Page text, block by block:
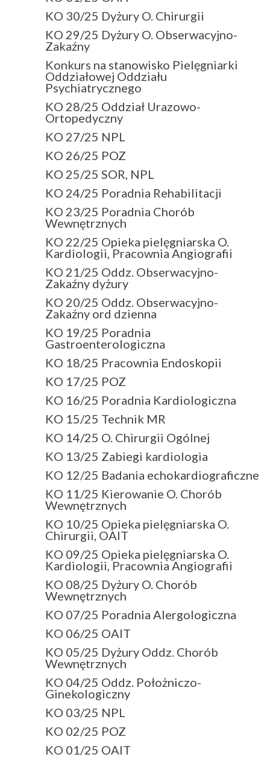
KO 30/25 Dyżury O. Chirurgii
KO 29/25 Dyżury O. Obserwacyjno-
Zakaźny
Konkurs na stanowisko Pielęgniarki
Oddziałowej Oddziału
Psychiatrycznego
KO 28/25 Oddział Urazowo-
Ortopedyczny
KO 27/25 NPL
KO 26/25 POZ
KO 25/25 SOR, NPL
KO 24/25 Poradnia Rehabilitacji
KO 23/25 Poradnia Chorób
Wewnętrznych
KO 22/25 Opieka pielęgniarska O.
Kardiologii, Pracownia Angiografii
KO 21/25 Oddz. Obserwacyjno-
Zakaźny dyżury
KO 20/25 Oddz. Obserwacyjno-
Zakaźny ord dzienna
KO 19/25 Poradnia
Gastroenterologiczna
KO 18/25 Pracownia Endoskopii
KO 17/25 POZ
KO 16/25 Poradnia Kardiologiczna
KO 15/25 Technik MR
KO 14/25 O. Chirurgii Ogólnej
KO 13/25 Zabiegi kardiologia
KO 12/25 Badania echokardiograficzne
KO 11/25 Kierowanie O. Chorób
Wewnętrznych
KO 10/25 Opieka pielęgniarska O.
Chirurgii, OAIT
KO 09/25 Opieka pielęgniarska O.
Kardiologii, Pracownia Angiografii
KO 08/25 Dyżury O. Chorób
Wewnętrznych
KO 07/25 Poradnia Alergologiczna
KO 06/25 OAIT
KO 05/25 Dyżury Oddz. Chorób
Wewnętrznych
KO 04/25 Oddz. Położniczo-
Ginekologiczny
KO 03/25 NPL
KO 02/25 POZ
KO 01/25 OAIT